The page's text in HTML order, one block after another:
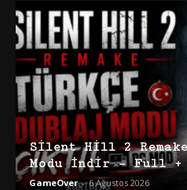
Silent Hill 2
Modu İndir – Full +
GameOver - 6 Ağustos 2026